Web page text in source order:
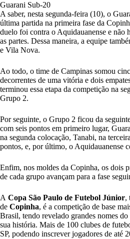
Guarani Sub-20
A saber, nesta segunda-feira (10), o
última partida na primeira fase da
duelo foi contra o Aquidauanense e não
as partes. Dessa maneira, a equipe
e Vila Nova.
Ao todo, o time de Campinas somou
decorrentes de uma vitória e dois
terminou essa etapa da competição na
Grupo 2.
Por seguinte, o Grupo 2 ficou da
com seis pontos em primeiro lugar,
na segunda colocação, Tanabi, na
pontos, e, por último, o Aquidauanense
Enfim, nos moldes da Copinha, os dois
de cada grupo avançam para a fase
A Copa São Paulo de Futebol Júnior,
de Copinha, é a competição de base
Brasil, tendo revelado grandes nomes
sua história. Mais de 100 clubes de
SP, podendo inscrever jogadores de até